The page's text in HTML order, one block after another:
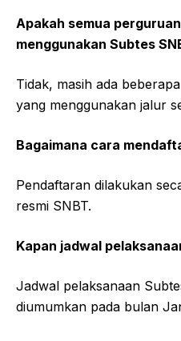
Apakah semua
menggunakan Subtes
Tidak, masih ada
yang menggunakan jalur
Bagaimana cara
Pendaftaran dilakukan
resmi SNBT.
Kapan jadwal
Jadwal pelaksanaan
diumumkan pada bulan